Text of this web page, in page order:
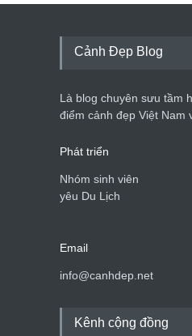
Cảnh Đẹp Blog
Là blog chuyên sưu tầm
điểm cảnh đẹp Việt Nam
Phát triển
Nhóm sinh viên
yêu Du Lịch
Email
info@canhdep.net
Kênh cộng đồng